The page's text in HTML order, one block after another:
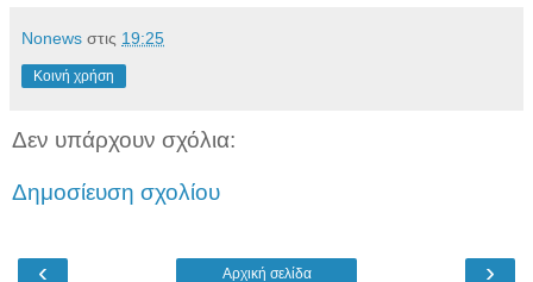
Νonews στις 19:25
Κοινή χρήση
Δεν υπάρχουν σχόλια:
Δημοσίευση σχολίου
‹ ›
Αρχική σελίδα